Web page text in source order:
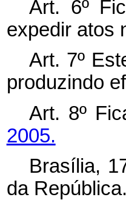
Art. 6º
expedir atos
Art. 7º
produzindo
Art. 8º
2005.
Brasília,
da República.